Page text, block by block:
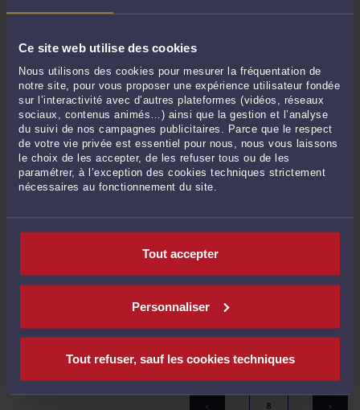
Ce site web utilise des cookies
Nous utilisons des cookies pour mesurer la fréquentation de
notre site, pour vous proposer une expérience utilisateur fondée
sur l’interactivité avec d’autres plateformes (vidéos, réseaux
sociaux, contenus animés…) ainsi que la gestion et l’analyse
du suivi de nos campagnes publicitaires. Parce que le respect
de votre vie privée est essentiel pour nous, nous vous laissons
le choix de les accepter, de les refuser tous ou de les
paramétrer, à l’exception des cookies techniques strictement
nécessaires au fonctionnement du site.
Tout accepter
Personnaliser
Tout refuser, sauf les cookies techniques
IMG_2090.JPG
ParCarole GHIBAUDO
Lire la suite >
IMG_2091.JPG
Lire la suite >
Il n'y a plus d'élément à afficher
< 8 >